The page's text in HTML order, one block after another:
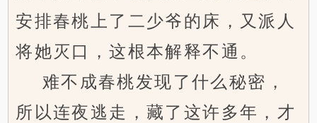
安排春桃上了二少爷的床，又派人
将她灭口，这根本解释不通。
难不成春桃发现了什么秘密，
所以连夜逃走，藏了这许多年，才